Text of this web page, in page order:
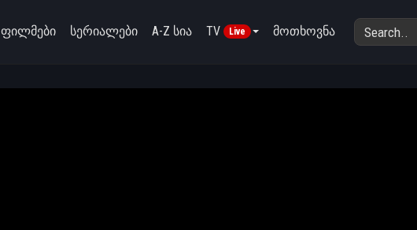
ფილმები სერიალები A-Z სია TV Live მოთხოვნა